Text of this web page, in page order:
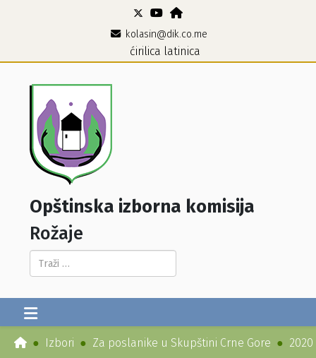
kolasin@dik.co.me
ćirilica latinica
Opštinska izborna komisija
Rožaje
Pretraga...
Izbori Za poslanike u Skupštini Crne Gore 2020